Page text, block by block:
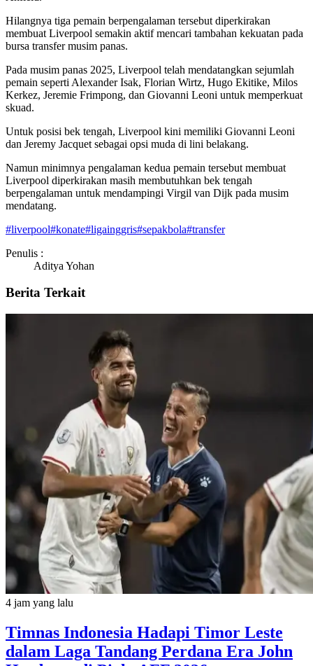
Hilangnya tiga pemain berpengalaman tersebut diperkirakan
membuat Liverpool semakin aktif mencari tambahan kekuatan pada
bursa transfer musim panas.
Pada musim panas 2025, Liverpool telah mendatangkan sejumlah
pemain seperti Alexander Isak, Florian Wirtz, Hugo Ekitike, Milos
Kerkez, Jeremie Frimpong, dan Giovanni Leoni untuk memperkuat
skuad.
Untuk posisi bek tengah, Liverpool kini memiliki Giovanni Leoni
dan Jeremy Jacquet sebagai opsi muda di lini belakang.
Namun minimnya pengalaman kedua pemain tersebut membuat
Liverpool diperkirakan masih membutuhkan bek tengah
berpengalaman untuk mendampingi Virgil van Dijk pada musim
mendatang.
#liverpool#konate#ligainggris#sepakbola#transfer
Penulis :
Aditya Yohan
Berita Terkait
4 jam yang lalu
Timnas Indonesia Hadapi Timor Leste
dalam Laga Tandang Perdana Era John